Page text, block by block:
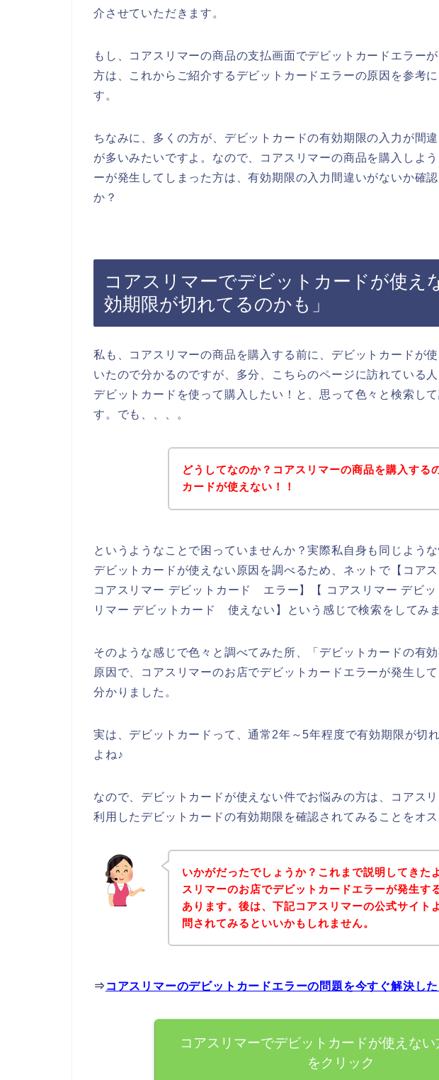
介させていただきます。
もし、コアスリマーの商品の支払画面でデビットカードエラー
方は、これからご紹介するデビットカードエラーの原因を参考
す。
ちなみに、多くの方が、デビットカードの有効期限の入力が間
が多いみたいですよ。なので、コアスリマーの商品を購入しよ
ーが発生してしまった方は、有効期限の入力間違いがないか確
か？
コアスリマーでデビットカードが使え
効期限が切れてるのかも」
私も、コアスリマーの商品を購入する前に、デビットカードが
いたので分かるのですが、多分、こちらのページに訪れている
デビットカードを使って購入したい！と、思って色々と検索し
す。でも、、、。
どうしてなのか？コアスリマーの商品を購入する
カードが使えない！！
というようなことで困っていませんか？実際私自身も同じよう
デビットカードが使えない原因を調べるため、ネットで【コア
コアスリマー デビットカード エラー】【 コアスリマー デビ
リマー デビットカード 使えない】という感じで検索をしてみま
そのような感じで色々と調べてみた所、「デビットカードの有
原因で、コアスリマーのお店でデビットカードエラーが発生し
分かりました。
実は、デビットカードって、通常2年～5年程度で有効期限が切
よね♪
なので、デビットカードが使えない件でお悩みの方は、コアス
利用したデビットカードの有効期限を確認されてみることをオス
いかがだったでしょうか？これまで説明してきた
スリマーのお店でデビットカードエラーが発生す
あります。後は、下記コアスリマーの公式サイト
問されてみるといいかもしれません。
⇒ コアスリマーのデビットカードエラーの問題を今すぐ解決し
コアスリマーでデビットカードが使えない
をクリック